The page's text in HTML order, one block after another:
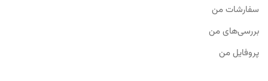
سفارشات من
بررسی‌های من
پروفایل من